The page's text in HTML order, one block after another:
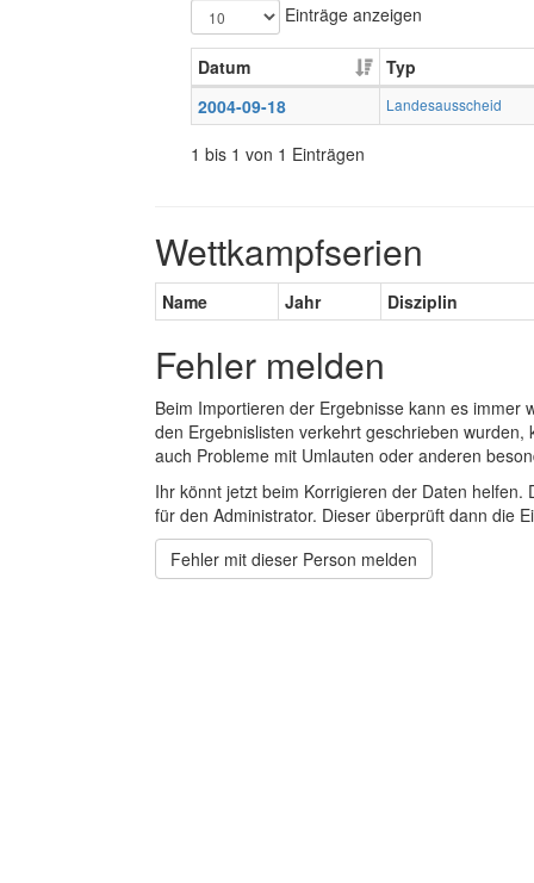
Einträge anzeigen
Datum
Typ
2004-09-18
Landesausscheid
1 bis 1 von 1 Einträgen
Wettkampfserien
Name Jahr Disziplin
Fehler melden
Beim Importieren der Ergebnisse kann es
den Ergebnislisten verkehrt geschrieben
auch Probleme mit Umlauten oder anderen
Ihr könnt jetzt beim Korrigieren der Daten
für den Administrator. Dieser überprüft dann die
Fehler mit dieser Person melden